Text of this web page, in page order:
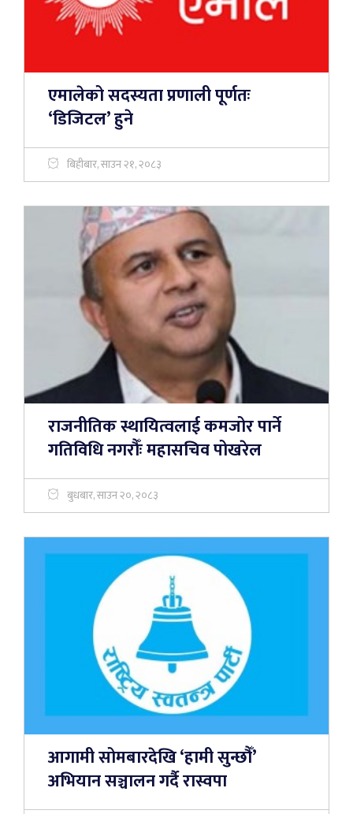
एमालेको सदस्यता प्रणाली पूर्णतः
‘डिजिटल’ हुने
बिहीबार, साउन २१, २०८३
राजनीतिक स्थायित्वलाई कमजोर पार्ने
गतिविधि नगरौँः महासचिव पोखरेल
बुधबार, साउन २०, २०८३
आगामी सोमबारदेखि ‘हामी सुन्छौँ’
अभियान सञ्चालन गर्दै रास्वपा